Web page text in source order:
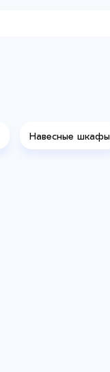
Навесные шкафы